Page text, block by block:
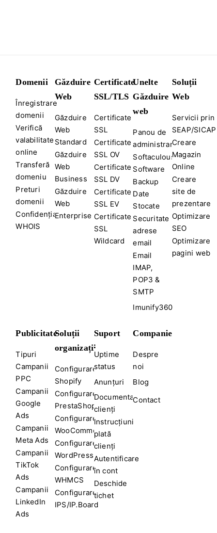
Domenii
Înregistrare
domenii
Verifică
valabilitate
online
Transferă
domeniu
Preturi
domenii
Confidențialitate
WHOIS
Găzduire
Web
Găzduire
Web
Standard
Găzduire
Web
Business
Găzduire
Web
Enterprise
Certificate
SSL/TLS
Certificate
SSL
Certificate
SSL OV
Certificate
SSL DV
Certificate
SSL EV
Certificate
SSL
Wildcard
Unelte
Găzduire
web
Panou de
administrare
Softaculous
Software
Backup
Date
Stocate
Securitate
adrese
email
Email
IMAP,
POP3 &
SMTP
Imunify360
Soluții
Web
Servicii prin
SEAP/SICAP
Creare
Magazin
Online
Creare
site de
prezentare
Optimizare
SEO
Optimizare
pagini web
Publicitate
Tipuri
Campanii
PPC
Campanii
Google
Ads
Campanii
Meta Ads
Campanii
TikTok
Ads
Campanii
LinkedIn
Ads
Soluții
organizații
Configurare
Shopify
Configurare
PrestaShop
Configurare
WooCommerce
Configurare
WordPress
Configurare
WHMCS
Configurare
IPS/IP.Board
Suport
Uptime
status
Anunțuri
Documentație
clienți
Instrucțiuni
plată
clienți
Autentificare
în cont
Deschide
tichet
Companie
Despre
noi
Blog
Contact